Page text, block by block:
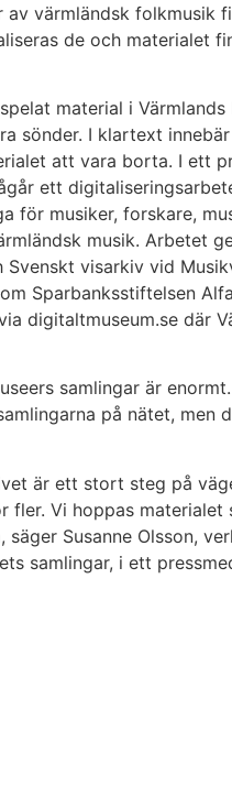
av värmländsk folkmusik
de och materialet
material i
sönder. I klartext
att vara borta. I ett
ett
för musiker, forskare,
musik. Arbetet
Svenskt visarkiv vid
Sparbanksstiftelsen
digitaltmuseum.se där
samlingar är
på nätet, men
är ett stort steg på
fler. Vi hoppas
Susanne Olsson,
samlingar, i ett